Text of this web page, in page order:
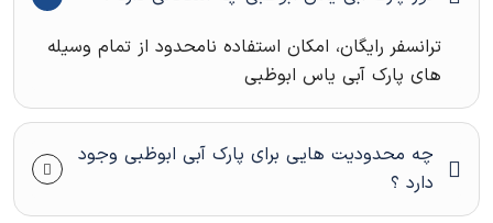
برعکس
فاصله یاس تا فراری
زمان پیاده‌روی: ۱۵ الی ۲۰ دقیقه
ترانسفر رایگان، امکان استفاده نامحدود از تمام وسیله
های پارک آبی یاس ابوظبی
چه محدودیت هایی برای پارک آبی ابوظبی وجود
دارد ؟